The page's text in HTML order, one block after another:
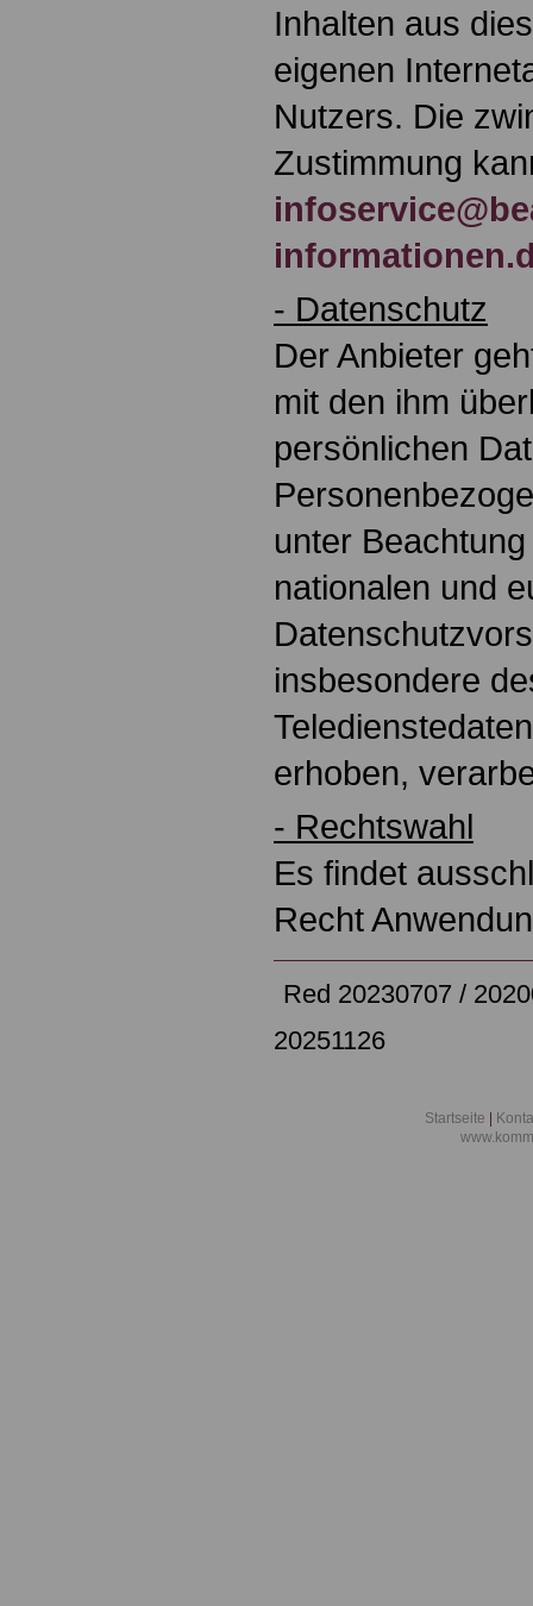
Inhalten aus
eigenen
Nutzers. Die
Zustimmung
- Datenschutz
Der Anbieter
mit den ihm
persönlichen
unter
nationalen und
insbesondere
erhoben,
- Rechtswahl
Es findet
Recht
Red 20230707 /
20251126
Startseite